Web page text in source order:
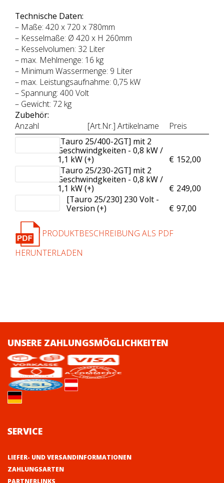
Technische Daten:
– Maße: 420 x 720 x 780mm
– Kesselmaße: Ø 420 x H 260mm
– Kesselvolumen: 32 Liter
– max. Mehlmenge: 16 kg
– Minimum Wassermenge: 9 Liter
– max. Leistungsaufnahme: 0,75 kW
– Spannung: 400 Volt
– Gewicht: 72 kg
Zubehör:
Anzahl
[Art.Nr.] Artikelname
Preis
[Tauro 25/400-2GT] mit 2
Geschwindgkeiten - 0,8 kW /
1,1 kW (+
€ 152,00
)
[Tauro 25/230-2GT] mit 2
Geschwindgkeiten - 0,8 kW /
1,1 kW (+
€ 249,00
)
[Tauro 25/230] 230 Volt -
Version (+
€ 97,00
)
PRODUKTBESCHREIBUNG ALS PDF
HERUNTERLADEN
UNSERE ZAHLUNGSMÖGLICHKEITEN
SERVICE
LIEFER- UND VERSANDINFORMATIONEN
ZAHLUNGSARTEN
PARTNERLINKS